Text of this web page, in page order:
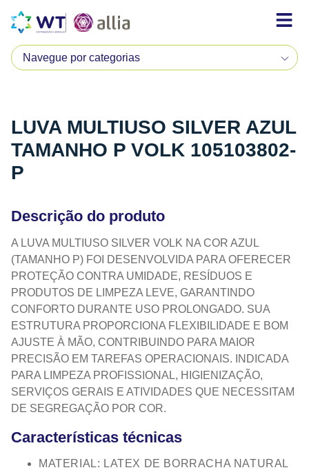
LUVA MULTIUSO SILVER AZUL
TAMANHO P VOLK 105103802-
P
Descrição do produto
A LUVA MULTIUSO SILVER VOLK NA COR AZUL
(TAMANHO P) FOI DESENVOLVIDA PARA OFERECER
PROTEÇÃO CONTRA UMIDADE, RESÍDUOS E
PRODUTOS DE LIMPEZA LEVE, GARANTINDO
CONFORTO DURANTE USO PROLONGADO. SUA
ESTRUTURA PROPORCIONA FLEXIBILIDADE E BOM
AJUSTE À MÃO, CONTRIBUINDO PARA MAIOR
PRECISÃO EM TAREFAS OPERACIONAIS. INDICADA
PARA LIMPEZA PROFISSIONAL, HIGIENIZAÇÃO,
SERVIÇOS GERAIS E ATIVIDADES QUE NECESSITAM
DE SEGREGAÇÃO POR COR.
Características técnicas
MATERIAL: LATEX DE BORRACHA NATURAL